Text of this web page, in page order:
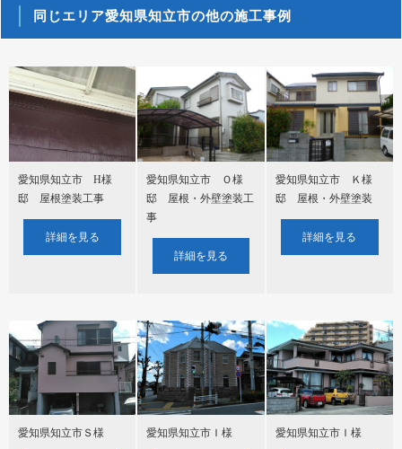
同じエリア愛知県知立市の他の施工事例
愛知県知立市 H様
邸 屋根塗装工事
詳細を見る
愛知県知立市 Ｏ様
邸 屋根・外壁塗装工
事
詳細を見る
愛知県知立市 Ｋ様
邸 屋根・外壁塗装
詳細を見る
愛知県知立市Ｓ様 愛知県知立市Ｉ様 愛知県知立市Ｉ様